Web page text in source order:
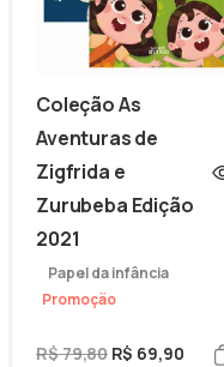
Coleção As
Aventuras de
Zigfrida e
Zurubeba Edição
2021
Papel da infância
Promoção
R$79,80 R$ 69,90